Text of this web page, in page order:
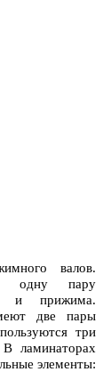
валов.
одну пару
и прижима.
две пары
три
ламинаторах
элементы: